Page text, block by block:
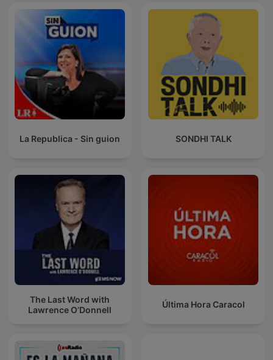
La Republica - Sin guion SONDHI TALK
The Last Word with
Lawrence O’Donnell
Última Hora Caracol